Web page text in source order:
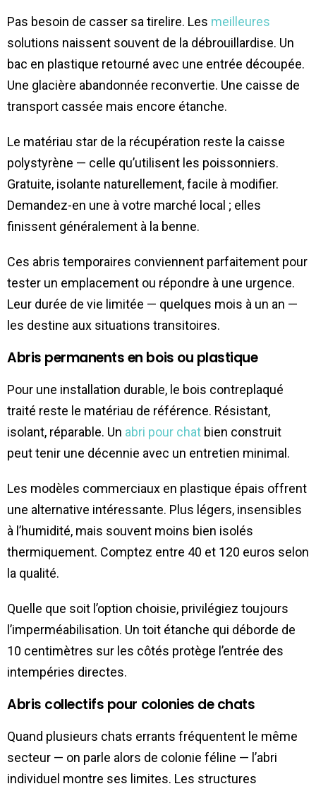
Pas besoin de casser sa tirelire. Les meilleures
solutions naissent souvent de la débrouillardise. Un
bac en plastique retourné avec une entrée découpée.
Une glacière abandonnée reconvertie. Une caisse de
transport cassée mais encore étanche.
Le matériau star de la récupération reste la caisse
polystyrène — celle qu’utilisent les poissonniers.
Gratuite, isolante naturellement, facile à modifier.
Demandez-en une à votre marché local ; elles
finissent généralement à la benne.
Ces abris temporaires conviennent parfaitement pour
tester un emplacement ou répondre à une urgence.
Leur durée de vie limitée — quelques mois à un an —
les destine aux situations transitoires.
Abris permanents en bois ou plastique
Pour une installation durable, le bois contreplaqué
traité reste le matériau de référence. Résistant,
isolant, réparable. Un abri pour chat bien construit
peut tenir une décennie avec un entretien minimal.
Les modèles commerciaux en plastique épais offrent
une alternative intéressante. Plus légers, insensibles
à l’humidité, mais souvent moins bien isolés
thermiquement. Comptez entre 40 et 120 euros selon
la qualité.
Quelle que soit l’option choisie, privilégiez toujours
l’imperméabilisation. Un toit étanche qui déborde de
10 centimètres sur les côtés protège l’entrée des
intempéries directes.
Abris collectifs pour colonies de chats
Quand plusieurs chats errants fréquentent le même
secteur — on parle alors de colonie féline — l’abri
individuel montre ses limites. Les structures